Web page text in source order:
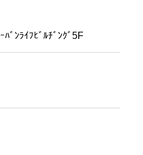
ﾞﾝﾗｲﾌﾋﾞﾙﾁﾞﾝｸﾞ5F